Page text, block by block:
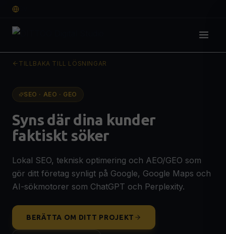
DIGITAL GRUND
🌐 Professionell hemsida som konverterar
🛒 E-handel
🎨 Grafisk Design & Branding
Logotyp, visuell identitet & guidelines
SEO, AEO & GEO-optimering
Syns på Google, ChatGPT & AI-sökning
OFFERT
TILLBAKA TILL LÖSNINGAR
SEO · AEO · GEO
Syns där dina kunder
faktiskt söker
Lokal SEO, teknisk optimering och AEO/GEO som
gör ditt företag synligt på Google, Google Maps och
AI-sökmotorer som ChatGPT och Perplexity.
BERÄTTA OM DITT PROJEKT